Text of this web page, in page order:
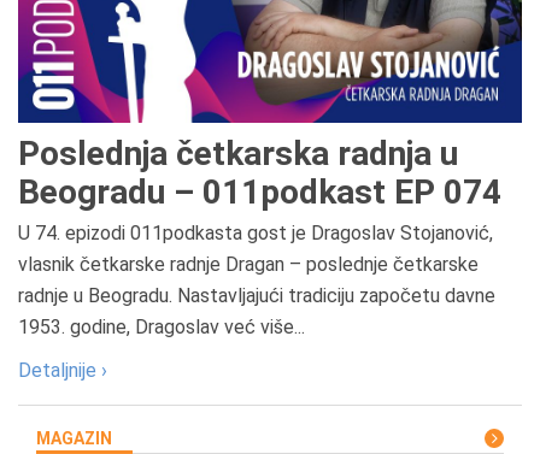
Poslednja četkarska radnja u
Beogradu – 011podkast EP 074
U 74. epizodi 011podkasta gost je Dragoslav Stojanović,
vlasnik četkarske radnje Dragan – poslednje četkarske
radnje u Beogradu. Nastavljajući tradiciju započetu davne
1953. godine, Dragoslav već više...
Detaljnije ›
MAGAZIN